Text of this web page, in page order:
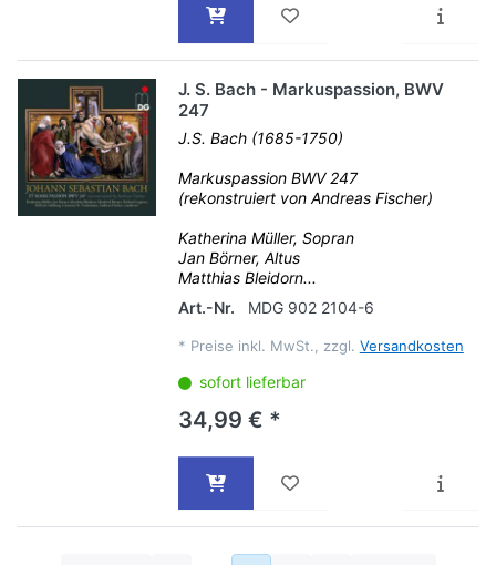
J. S. Bach - Markuspassion, BWV
247
J.S. Bach (1685-1750)
Markuspassion BWV 247
(rekonstruiert von Andreas Fischer)
Katherina Müller, Sopran
Jan Börner, Altus
Matthias Bleidorn...
Art.-Nr.
MDG 902 2104-6
* Preise inkl. MwSt., zzgl. Versandkosten
sofort lieferbar
34,99 € *